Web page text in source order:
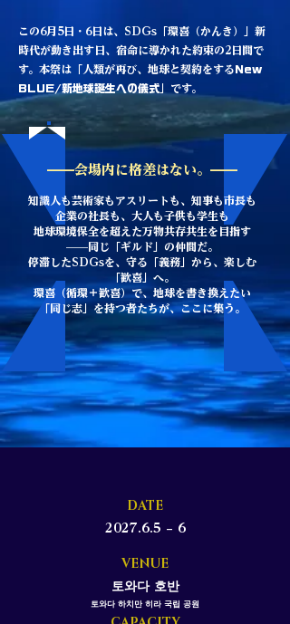
この6月5日・6日は、SDGs「環喜（かんき）」新
時代が動き出す日、宿命に導かれた約束の2日間で
す。本祭は「人類が再び、地球と契約をするNew
BLUE/新地球誕生への儀式 」です。
——会場内に格差はない。——
知識人も芸術家もアスリートも、知事も市長も
企業の社長も、大人も子供も学生も
地球環境保全を超えた万物共存共生を目指す
——同じ「ギルド」の仲間だ。
停滞したSDGsを、守る「義務」から、楽しむ
「歓喜」へ。
環喜（循環＋歓喜）で、地球を書き換えたい
「同じ志」を持つ者たちが、ここに集う。
DATE
2027.6.5 – 6
VENUE
토와다 호반
토와다 하치만 히라 국립 공원